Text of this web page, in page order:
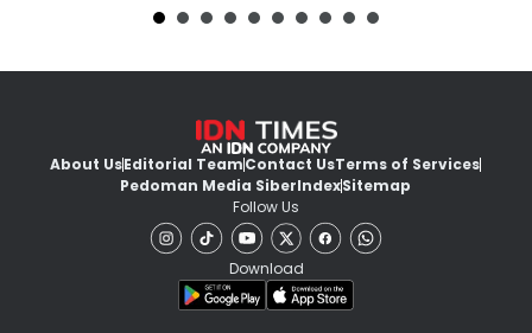
About UsEditorial TeamContact UsTerms of Services
Pedoman Media SiberIndexSitemap
Follow Us
Download